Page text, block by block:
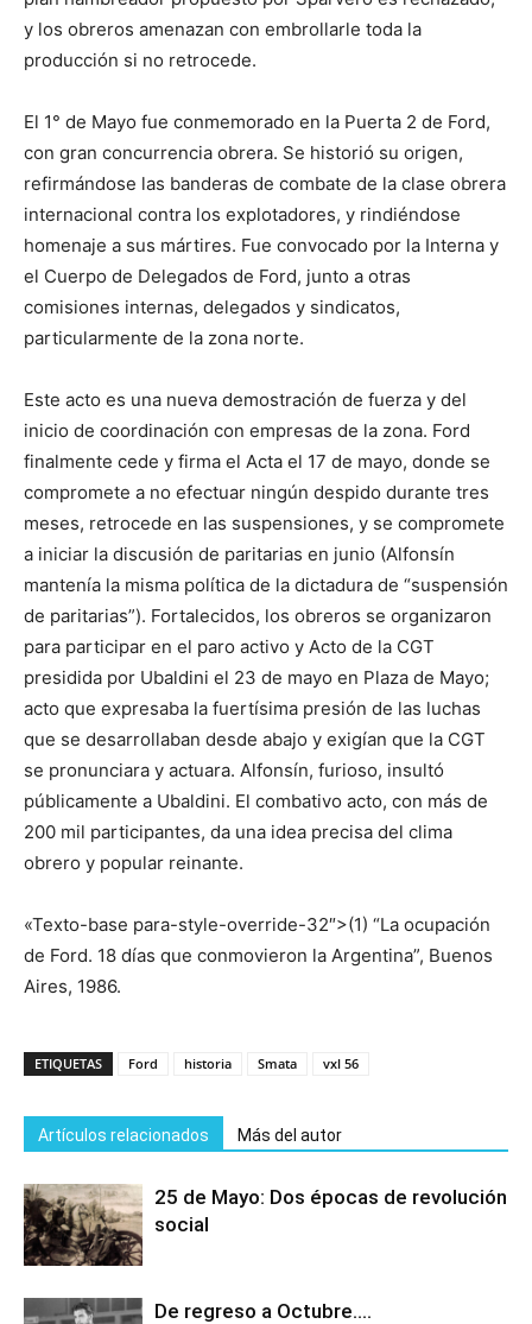
y los obreros amenazan con embrollarle toda la
producción si no retrocede.
El 1° de Mayo fue conmemorado en la Puerta 2 de Ford,
con gran concurrencia obrera. Se historió su origen,
refirmándose las banderas de combate de la clase obrera
internacional contra los explotadores, y rindiéndose
homenaje a sus mártires. Fue convocado por la Interna y
el Cuerpo de Delegados de Ford, junto a otras
comisiones internas, delegados y sindicatos,
particularmente de la zona norte.
Este acto es una nueva demostración de fuerza y del
inicio de coordinación con empresas de la zona. Ford
finalmente cede y firma el Acta el 17 de mayo, donde se
compromete a no efectuar ningún despido durante tres
meses, retrocede en las suspensiones, y se compromete
a iniciar la discusión de paritarias en junio (Alfonsín
mantenía la misma política de la dictadura de “suspensión
de paritarias”). Fortalecidos, los obreros se organizaron
para participar en el paro activo y Acto de la CGT
presidida por Ubaldini el 23 de mayo en Plaza de Mayo;
acto que expresaba la fuertísima presión de las luchas
que se desarrollaban desde abajo y exigían que la CGT
se pronunciara y actuara. Alfonsín, furioso, insultó
públicamente a Ubaldini. El combativo acto, con más de
200 mil participantes, da una idea precisa del clima
obrero y popular reinante.
«Texto-base para-style-override-32″>(1) “La ocupación
de Ford. 18 días que conmovieron la Argentina”, Buenos
Aires, 1986.
ETIQUETAS Ford historia Smata vxl 56
Artículos relacionados Más del autor
25 de Mayo: Dos épocas de revolución
social
De regreso a Octubre….